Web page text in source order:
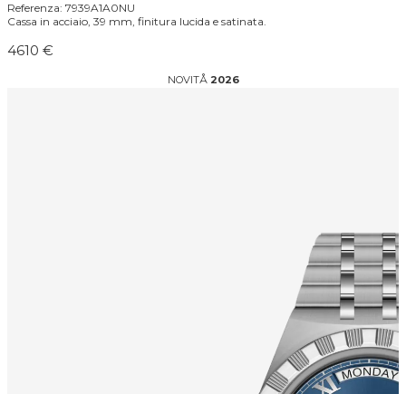
Referenza: 7939A1A0NU
Cassa in acciaio, 39 mm, finitura lucida e satinata.
4610 €
NOVITÅ 2026